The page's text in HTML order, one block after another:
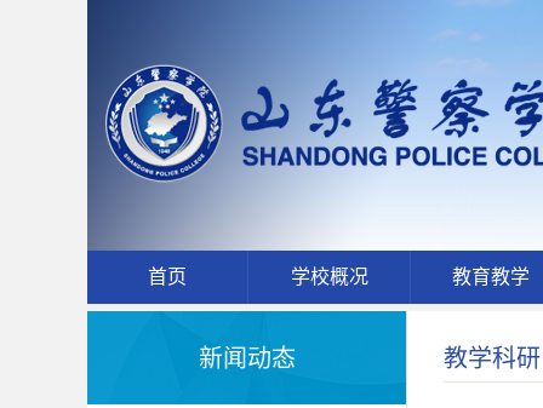
首页 学校概况 教育教学
新闻动态 教学科研